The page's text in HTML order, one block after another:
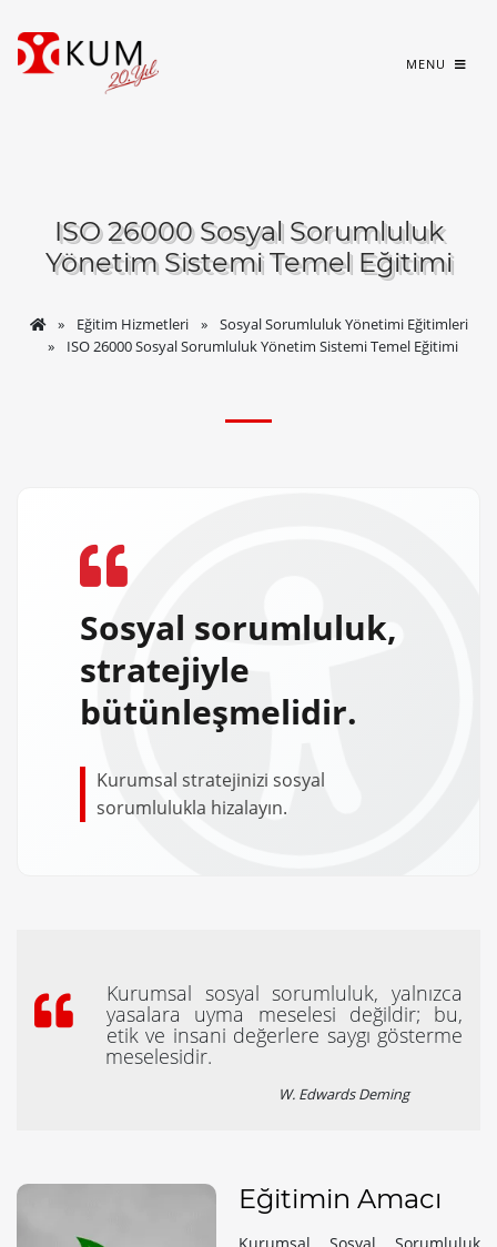
MENU
ISO 26000 Sosyal Sorumluluk
Yönetim Sistemi Temel Eğitimi
Eğitim Hizmetleri
Sosyal Sorumluluk Yönetimi Eğitimleri
ISO 26000 Sosyal Sorumluluk Yönetim Sistemi Temel Eğitimi
Sosyal sorumluluk,
stratejiyle
bütünleşmelidir.
Kurumsal stratejinizi sosyal
sorumlulukla hizalayın.
Kurumsal sosyal sorumluluk, yalnızca
yasalara uyma meselesi değildir; bu,
etik ve insani değerlere saygı gösterme
meselesidir.
W. Edwards Deming
Eğitimin Amacı